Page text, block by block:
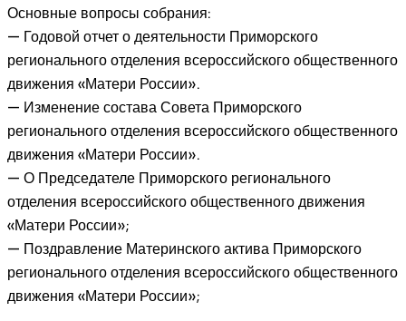
Основные вопросы собрания:
— Годовой отчет о деятельности Приморского
регионального отделения всероссийского общественного
движения «Матери России».
— Изменение состава Совета Приморского
регионального отделения всероссийского общественного
движения «Матери России».
— О Председателе Приморского регионального
отделения всероссийского общественного движения
«Матери России»;
— Поздравление Материнского актива Приморского
регионального отделения всероссийского общественного
движения «Матери России»;